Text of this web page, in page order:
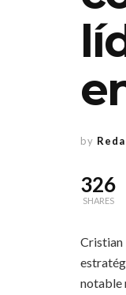
by
326
SHARES
Cristian
notable